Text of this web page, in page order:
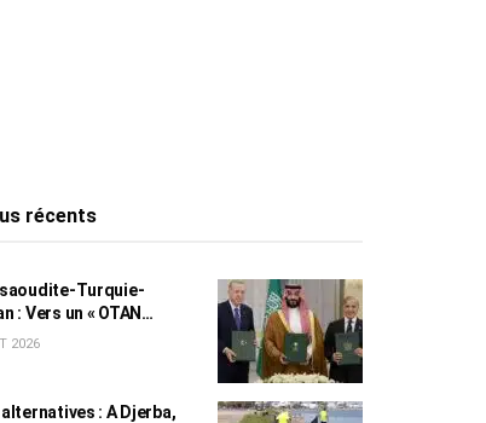
récents
Turquie-
: Vers un « OTAN
» ?
2026
alternatives : A Djerba,